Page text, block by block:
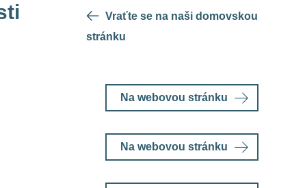
Vraťte se na naši domovskou
stránku
Na webovou stránku
Na webovou stránku